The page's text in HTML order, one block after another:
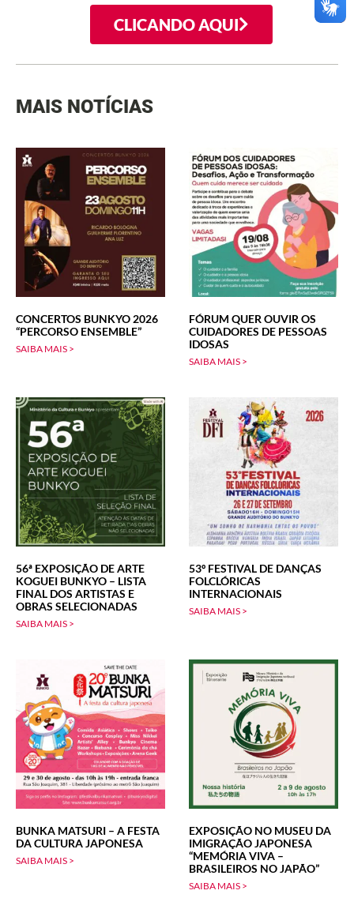
CLICANDO AQUI
MAIS NOTÍCIAS
CONCERTOS BUNKYO 2026
“PERCORSO ENSEMBLE”
SAIBA MAIS >
FÓRUM QUER OUVIR OS
CUIDADORES DE PESSOAS
IDOSAS
SAIBA MAIS >
56ª EXPOSIÇÃO DE ARTE
KOGUEI BUNKYO – LISTA
FINAL DOS ARTISTAS E
OBRAS SELECIONADAS
SAIBA MAIS >
53º FESTIVAL DE DANÇAS
FOLCLÓRICAS
INTERNACIONAIS
SAIBA MAIS >
BUNKA MATSURI – A FESTA
DA CULTURA JAPONESA
SAIBA MAIS >
EXPOSIÇÃO NO MUSEU DA
IMIGRAÇÃO JAPONESA
“MEMÓRIA VIVA –
BRASILEIROS NO JAPÃO”
SAIBA MAIS >